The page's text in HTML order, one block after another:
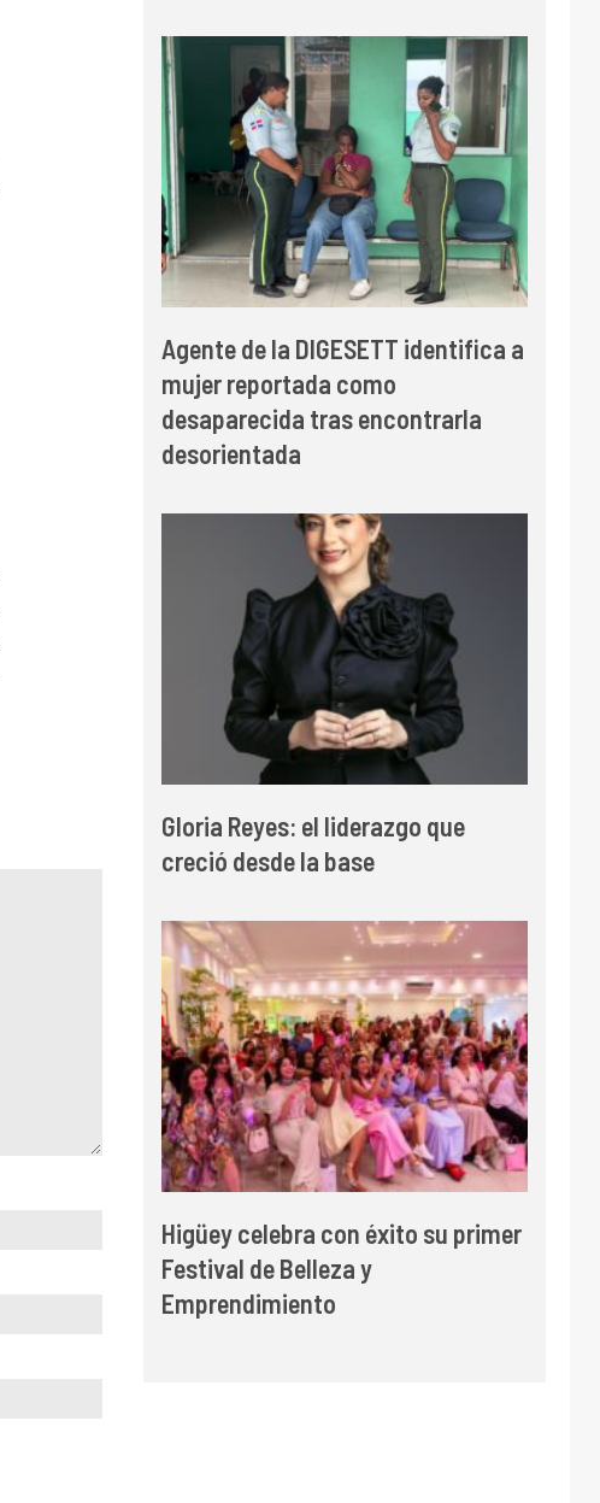
Agente de la DIGESETT identifica a
mujer reportada como
desaparecida tras encontrarla
desorientada
Gloria Reyes: el liderazgo que
creció desde la base
Higüey celebra con éxito su primer
Festival de Belleza y
Emprendimiento